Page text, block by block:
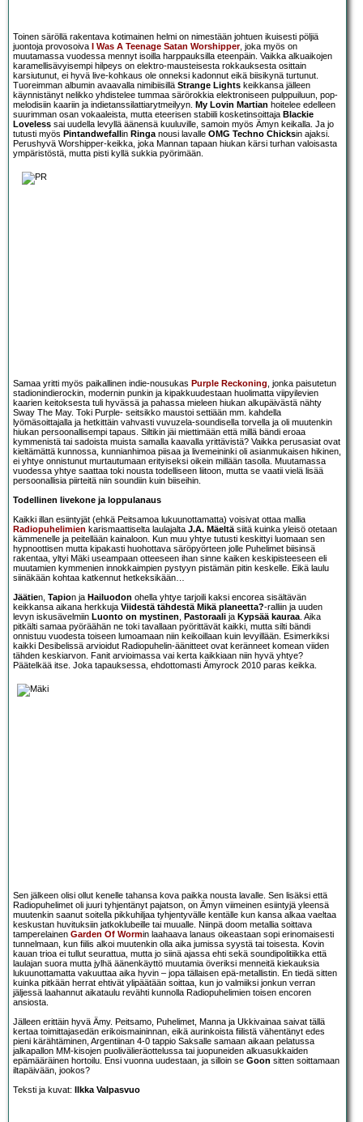
Toinen säröllä rakentava kotimainen helmi on nimestään johtuen ikuisesti pöljiä
juontoja provosoiva
I Was A Teenage Satan Worshipper, joka myös on
muutamassa vuodessa mennyt isoilla harppauksilla eteenpäin. Vaikka alkuaikojen
karamellisävyisempi hilpeys on elektro-mausteisesta rokkauksesta osittain
karsiutunut, ei hyvä live-kohkaus ole onneksi kadonnut eikä biisikynä turtunut.
Tuoreimman albumin avaavalla nimibiisillä Strange Lights keikkansa jälleen
käynnistänyt nelikko yhdistelee tummaa särörokkia elektroniseen pulppuiluun, pop-
melodisiin kaariin ja indietanssilattiarytmeilyyn. My Lovin Martian hoitelee edelleen
suurimman osan vokaaleista, mutta eteerisen stabiili kosketinsoittaja Blackie
Loveless sai uudella levyllä äänensä kuuluville, samoin myös Ämyn keikalla. Ja jo
tutusti myös Pintandwefall in Ringanousi lavalle OMG Techno Chicksin ajaksi.
Perushyvä Worshipper-keikka, joka Mannan tapaan hiukan kärsi turhan valoisasta
ympäristöstä, mutta pisti kyllä sukkia pyörimään.
Samaa yritti myös paikallinen indie-nousukas Purple Reckoning, jonka paisutetun
stadionindierockin, modernin punkin ja kipakkuudestaan huolimatta viipyilevien
kaarien keitoksesta tuli hyvässä ja pahassa mieleen hiukan alkupäivästä nähty
Sway The May. Toki Purple- seitsikko maustoi settiään mm. kahdella
lyömäsoittajalla ja hetkittäin vahvasti vuvuzela-soundisella torvella ja oli muutenkin
hiukan persoonallisempi tapaus. Siltikin jäi miettimään että millä bändi eroaa
kymmenistä tai sadoista muista samalla kaavalla yrittävistä? Vaikka perusasiat ovat
kieltämättä kunnossa, kunnianhimoa piisaa ja livemeininki oli asianmukaisen hikinen,
ei yhtye onnistunut murtautumaan erityiseksi oikein millään tasolla. Muutamassa
vuodessa yhtye saattaa toki nousta todelliseen liitoon, mutta se vaatii vielä lisää
persoonallisia piirteitä niin soundiin kuin biiseihin.
Todellinen livekone ja loppulanaus
Kaikki illan esiintyjät (ehkä Peitsamoa lukuunottamatta) voisivat ottaa mallia
Radiopuhelimien karismaattiselta laulajalta J.A. Mäeltäsiitä kuinka yleisö otetaan
kämmenelle ja peitellään kainaloon. Kun muu yhtye tutusti keskittyi luomaan sen
hypnoottisen mutta kipakasti huohottava säröpyörteen jolle Puhelimet biisinsä
rakentaa, yltyi Mäki useampaan otteeseen ihan sinne kaiken keskipisteeseen eli
muutamien kymmenien innokkaimpien pystyyn pistämän pitin keskelle. Eikä laulu
siinäkään kohtaa katkennut hetkeksikään…
Jäätien, Tapion ja Hailuodon ohella yhtye tarjoili kaksi encorea sisältävän
keikkansa aikana herkkuja Viidestä tähdestä Mikä planeetta?-ralliin ja uuden
levyn iskusävelmiin Luonto on mystinen, Pastoraali ja Kypsää kauraa. Aika
pitkälti samaa pyöräähän ne toki tavallaan pyörittävät kaikki, mutta silti bändi
onnistuu vuodesta toiseen lumoamaan niin keikoillaan kuin levyillään. Esimerkiksi
kaikki Desibelissä arvioidut Radiopuhelin-äänitteet ovat keränneet komean viiden
tähden keskiarvon. Fanit arvioimassa vai kerta kaikkiaan niin hyvä yhtye?
Päätelkää itse. Joka tapauksessa, ehdottomasti Ämyrock 2010 paras keikka.
Sen jälkeen olisi ollut kenelle tahansa kova paikka nousta lavalle. Sen lisäksi että
Radiopuhelimet oli juuri tyhjentänyt pajatson, on Ämyn viimeinen esiintyjä yleensä
muutenkin saanut soitella pikkuhiljaa tyhjentyvälle kentälle kun kansa alkaa vaeltaa
keskustan huvituksiin jatkoklubeille tai muualle. Niinpä doom metallia soittava
tamperelainen Garden Of Wormin laahaava lanaus oikeastaan sopi erinomaisesti
tunnelmaan, kun fiilis alkoi muutenkin olla aika jumissa syystä tai toisesta. Kovin
kauan trioa ei tullut seurattua, mutta jo siinä ajassa ehti sekä soundipolitiikka että
laulajan suora mutta jylhä äänenkäyttö muutamia överiksi menneitä kiekauksia
lukuunottamatta vakuuttaa aika hyvin – jopa tällaisen epä-metallistin. En tiedä sitten
kuinka pitkään herrat ehtivät ylipäätään soittaa, kun jo valmiiksi jonkun verran
jäljessä laahannut aikataulu revähti kunnolla Radiopuhelimien toisen encoren
ansiosta.
Jälleen erittäin hyvä Ämy. Peitsamo, Puhelimet, Manna ja Ukkivainaa saivat tällä
kertaa toimittajasedän erikoismaininnan, eikä aurinkoista fiilistä vähentänyt edes
pieni kärähtäminen, Argentiinan 4-0 tappio Saksalle samaan aikaan pelatussa
jalkapallon MM-kisojen puolivälieräottelussa tai juopuneiden alkuasukkaiden
epämääräinen hortoilu. Ensi vuonna uudestaan, ja silloin se Goon sitten soittamaan
iltapäivään, jookos?
Teksti ja kuvat:
Ilkka Valpasvuo